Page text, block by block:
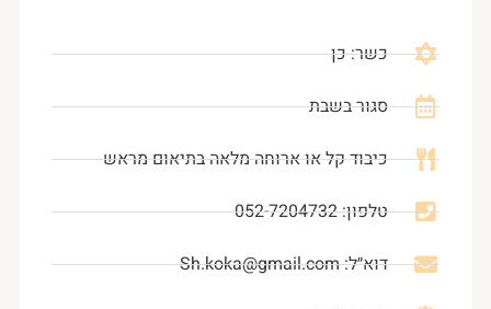
כשר: כן
סגור בשבת
כיבוד קל או ארוחה מלאה בתיאום מראש
טלפון: 052-7204732
דוא״ל: Sh.koka@gmail.com